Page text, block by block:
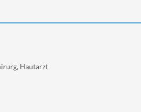
Hautarzt